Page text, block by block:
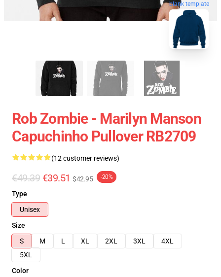
blank template
Rob Zombie - Marilyn Manson
Capuchinho Pullover RB2709
(12 customer reviews)
€49.39 €39.51 $42.95 -20%
Type
Unisex
Size
S
M L XL 2XL 3XL
4XL
5XL
Color